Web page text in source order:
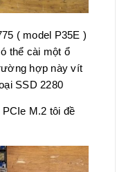
( model P35E )
thể cài một ổ
hợp này vít
SSD 2280
M.2 tôi đề